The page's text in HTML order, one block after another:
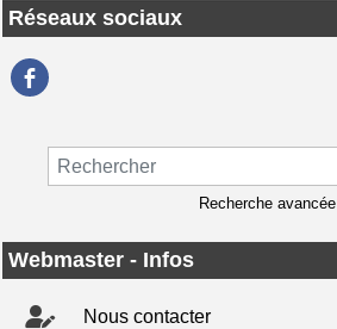
Réseaux sociaux
Recherche avancée
Webmaster - Infos
Nous contacter